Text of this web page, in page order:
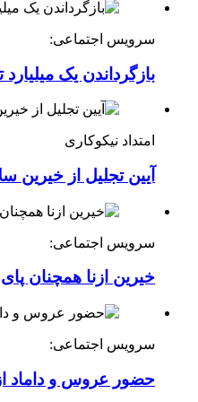
سرویس اجتماعی:
بازگرداندن یک
امتداد نیکوکاری
آیین تجلیل از خیرین
سرویس اجتماعی:
خیرین ازنا همچنان
سرویس اجتماعی:
حضور عروس و داماد